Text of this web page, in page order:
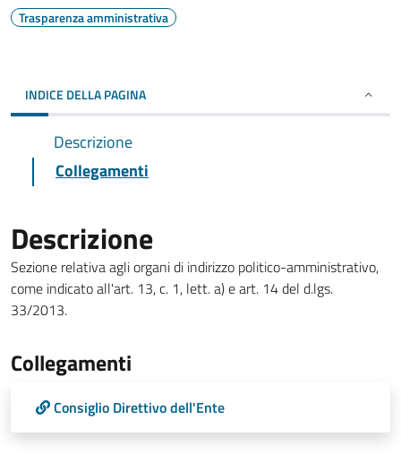
Trasparenza amministrativa
INDICE DELLA PAGINA
Descrizione
Collegamenti
Descrizione
Sezione relativa agli organi di indirizzo politico-amministrativo,
come indicato all'art. 13, c. 1, lett. a) e art. 14 del d.lgs.
33/2013.
Collegamenti
Consiglio Direttivo dell'Ente